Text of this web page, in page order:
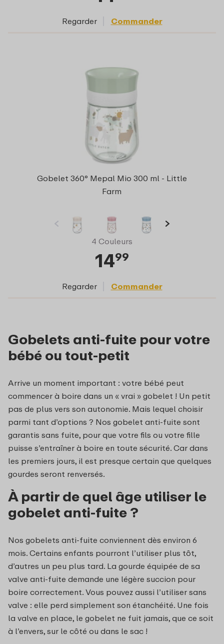
Regarder Commander
Gobelet 360° Mepal Mio 300 ml - Little
Farm
4 Couleurs
1499
Regarder Commander
Gobelets anti-fuite pour votre
bébé ou tout-petit
Arrive un moment important : votre bébé peut
commencer à boire dans un « vrai » gobelet ! Un petit
pas de plus vers son autonomie. Mais lequel choisir
parmi tant d’options ? Nos gobelet anti-fuite sont
garantis sans fuite, pour que votre fils ou votre fille
puisse s’entraîner à boire en toute sécurité. Car dans
les premiers jours, il est presque certain que quelques
gourdes seront renversés.
À partir de quel âge utiliser le
gobelet anti-fuite ?
Nos gobelets anti-fuite conviennent dès environ 6
mois. Certains enfants pourront l’utiliser plus tôt,
d’autres un peu plus tard. La gourde équipée de sa
valve anti-fuite demande une légère succion pour
boire correctement. Vous pouvez aussi l’utiliser sans
valve : elle perd simplement son étanchéité. Une fois
la valve en place, le gobelet ne fuit jamais, que ce soit
à l’envers, sur le côté ou dans le sac !